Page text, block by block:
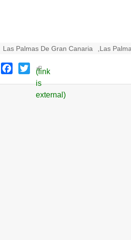
Las Palmas De Gran Canaria Las
Facebook
Twitter
(link
is
external)